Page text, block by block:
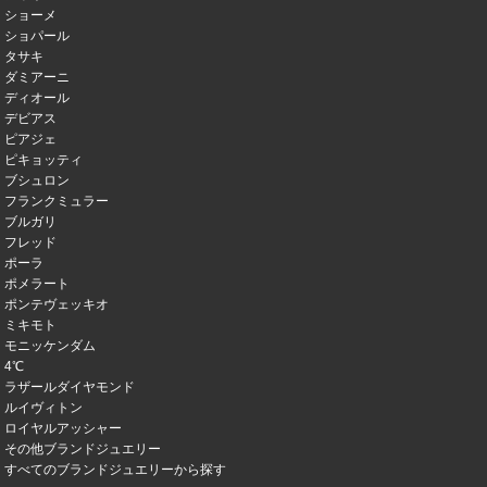
ショーメ
ショパール
タサキ
ダミアーニ
ディオール
デビアス
ピアジェ
ピキョッティ
ブシュロン
フランクミュラー
ブルガリ
フレッド
ポーラ
ポメラート
ポンテヴェッキオ
ミキモト
モニッケンダム
4℃
ラザールダイヤモンド
ルイヴィトン
ロイヤルアッシャー
その他ブランドジュエリー
すべてのブランドジュエリーから探す